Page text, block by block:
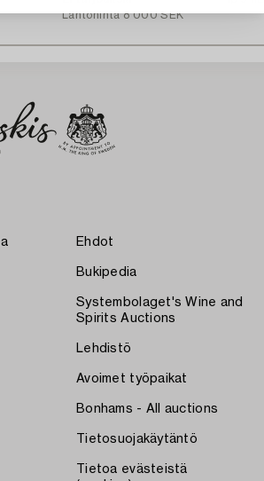
Lähtöhinta 8 000 SEK
Ehdot
Bukipedia
Systembolaget's Wine and
Spirits Auctions
Lehdistö
Avoimet työpaikat
Bonhams - All auctions
Tietosuojakäytäntö
Tietoa evästeistä